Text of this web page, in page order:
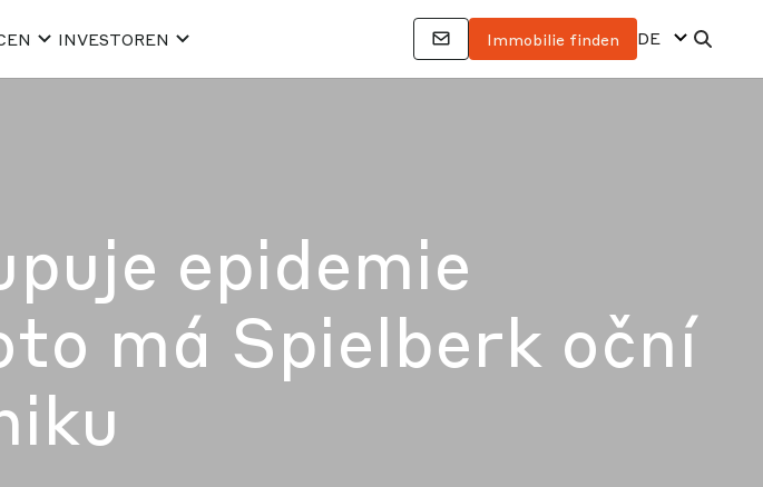
INVESTOREN Immobilie finden DE
epidemie
má Spielberk oční